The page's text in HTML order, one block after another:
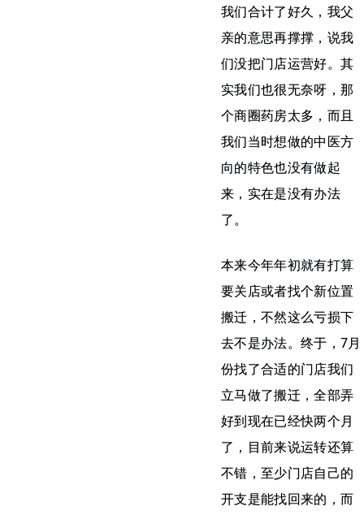
我们合计了好久，我父
亲的意思再撑撑，说我
们没把门店运营好。其
实我们也很无奈呀，那
个商圈药房太多，而且
我们当时想做的中医方
向的特色也没有做起
来，实在是没有办法
了。
本来今年年初就有打算
要关店或者找个新位置
搬迁，不然这么亏损下
去不是办法。终于，7月
份找了合适的门店我们
立马做了搬迁，全部弄
好到现在已经快两个月
了，目前来说运转还算
不错，至少门店自己的
开支是能找回来的，而